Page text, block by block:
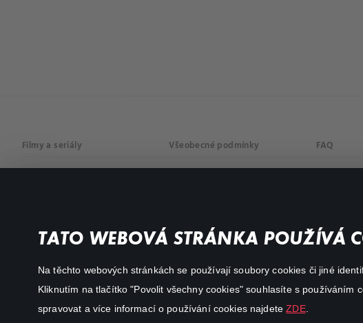
TATO WEBOVÁ STRÁNKA POUŽÍVÁ
Na těchto webových stránkách se používají soubory cookies či jiné
Kliknutím na tlačítko "Povolit všechny cookies" souhlasíte s
spravovat a více informací o používání cookies najdeteZDE.
Filmy a seriály
Akční
Všeobecné podmínky FAQ